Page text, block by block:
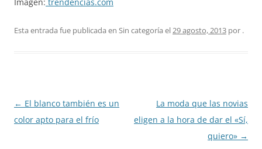
Esta entrada fue publicada en Sin categoría el29 agosto, 2013 por .
Navegación
de
← El blanco también es un
color apto para el frío
La moda que las novias
eligen a la hora de dar el «Sí,
quiero» →